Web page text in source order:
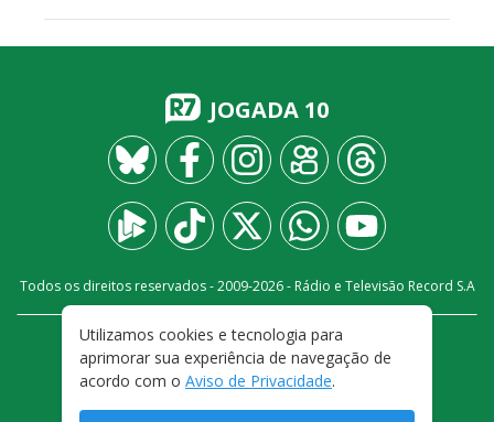
JOGADA 10
Todos os direitos reservados - 2009-2026- Rádio e Televisão Record S.A
FALE CONOSCO
PRIVACIDADE
TERMOS E CONDIÇÕES DE USO
Utilizamos cookies e tecnologia para
aprimorar sua experiência de navegação de
acordo com o Aviso de Privacidade.